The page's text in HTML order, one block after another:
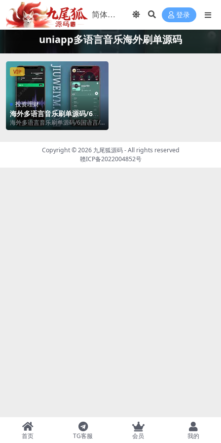
登录
uniapp多语言音乐海外刷单源码
VIP
投资理财
海外多语言音乐刷单源码/6国
语言/最新UI定制uniapp多语
言音乐海外刷单源码/抢单系
海外多语言音乐刷单源码/6国语言/
最新UI定制uniapp多语言音乐海外
Copyright © 2026 九尾狐源码- All rights reserved
赣ICP备2022004852号
首页 TG客服 会员 我的